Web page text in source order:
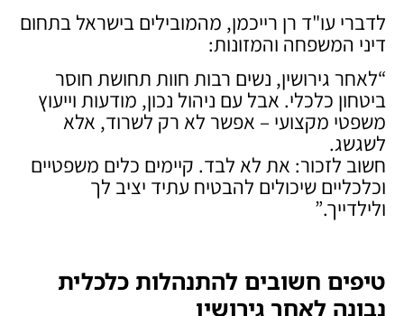
לדברי עו"ד רן רייכמן, מהמובילים בישראל בתחום
דיני המשפחה והמזונות:
“לאחר גירושין, נשים רבות חוות תחושת חוסר
ביטחון כלכלי. אבל עם ניהול נכון, מודעות וייעוץ
משפטי מקצועי – אפשר לא רק לשרוד, אלא
לשגשג.
חשוב לזכור: את לא לבד. קיימים כלים משפטיים
וכלכליים שיכולים להבטיח עתיד יציב לך
ולילדייך.”
טיפים חשובים להתנהלות כלכלית
נבונה לאחר גירושין